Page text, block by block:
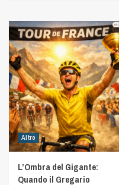
Altro
L’Ombra del Gigante:
Quando il Gregario